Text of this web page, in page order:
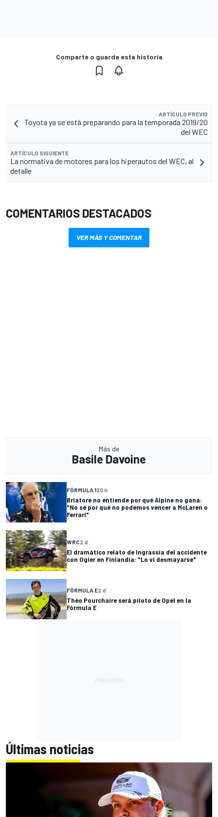
Comparte o guarda esta historia
ARTÍCULO PREVIO
Toyota ya se está preparando para la temporada 2019/20
del WEC
ARTÍCULO SIGUIENTE
La normativa de motores para los hiperautos del WEC, al
detalle
COMENTARIOS DESTACADOS
VER MÁS Y COMENTAR
Más de
Basile Davoine
FÓRMULA 120 h
Briatore no entiende por qué Alpine no gana:
"No sé por qué no podemos vencer a McLaren o
Ferrari"
WRC2 d
El dramático relato de Ingrassia del accidente
con Ogier en Finlandia: "Lo vi desmayarse"
FÓRMULA E2 d
Théo Pourchaire será piloto de Opel en la
Fórmula E
Últimas noticias